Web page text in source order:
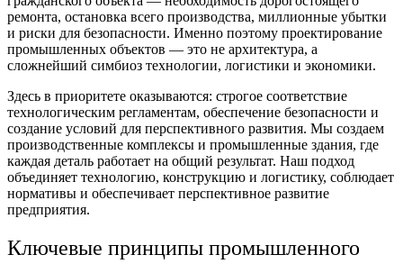
ремонта, остановка всего производства, миллионные убытки
и риски для безопасности. Именно поэтому проектирование
промышленных объектов — это не архитектура, а
сложнейший симбиоз технологии, логистики и экономики.
Здесь в приоритете оказываются: строгое соответствие
технологическим регламентам, обеспечение безопасности и
создание условий для перспективного развития. Мы создаем
производственные комплексы и промышленные здания, где
каждая деталь работает на общий результат. Наш подход
объединяет технологию, конструкцию и логистику, соблюдает
нормативы и обеспечивает перспективное развитие
предприятия.
Ключевые принципы промышленного